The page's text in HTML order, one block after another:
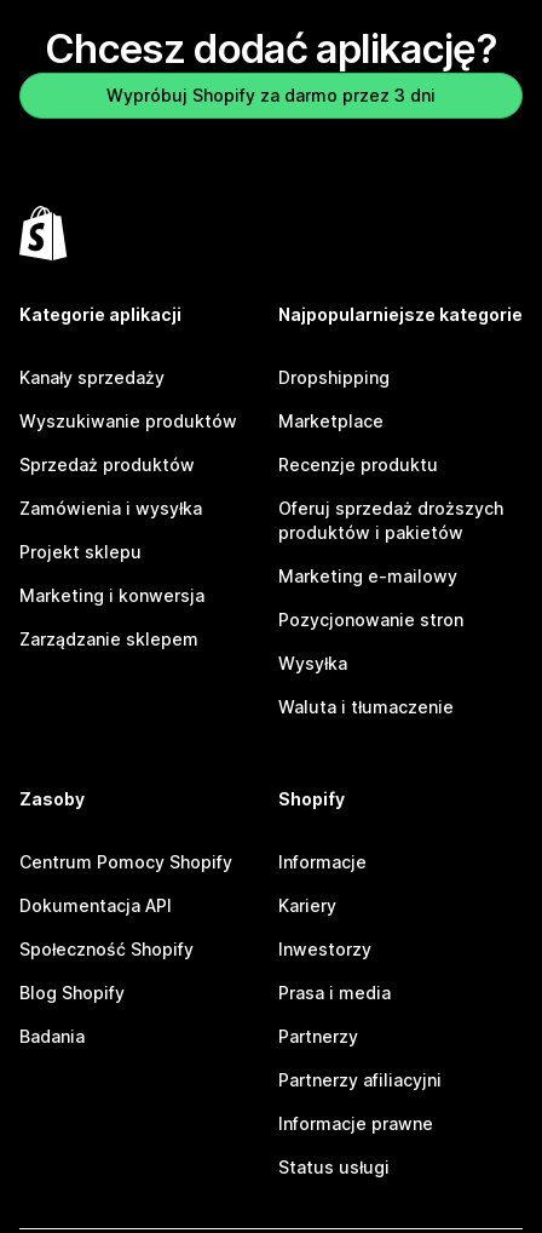
Chcesz dodać aplikację?
Wypróbuj Shopify za darmo przez 3 dni
Kategorie aplikacji
Kanały sprzedaży
Wyszukiwanie produktów
Sprzedaż produktów
Zamówienia i wysyłka
Projekt sklepu
Marketing i konwersja
Zarządzanie sklepem
Najpopularniejsze kategorie
Dropshipping
Marketplace
Recenzje produktu
Oferuj sprzedaż droższych
produktów i pakietów
Marketing e-mailowy
Pozycjonowanie stron
Wysyłka
Waluta i tłumaczenie
Zasoby
Centrum Pomocy Shopify
Dokumentacja API
Społeczność Shopify
Blog Shopify
Badania
Shopify
Informacje
Kariery
Inwestorzy
Prasa i media
Partnerzy
Partnerzy afiliacyjni
Informacje prawne
Status usługi